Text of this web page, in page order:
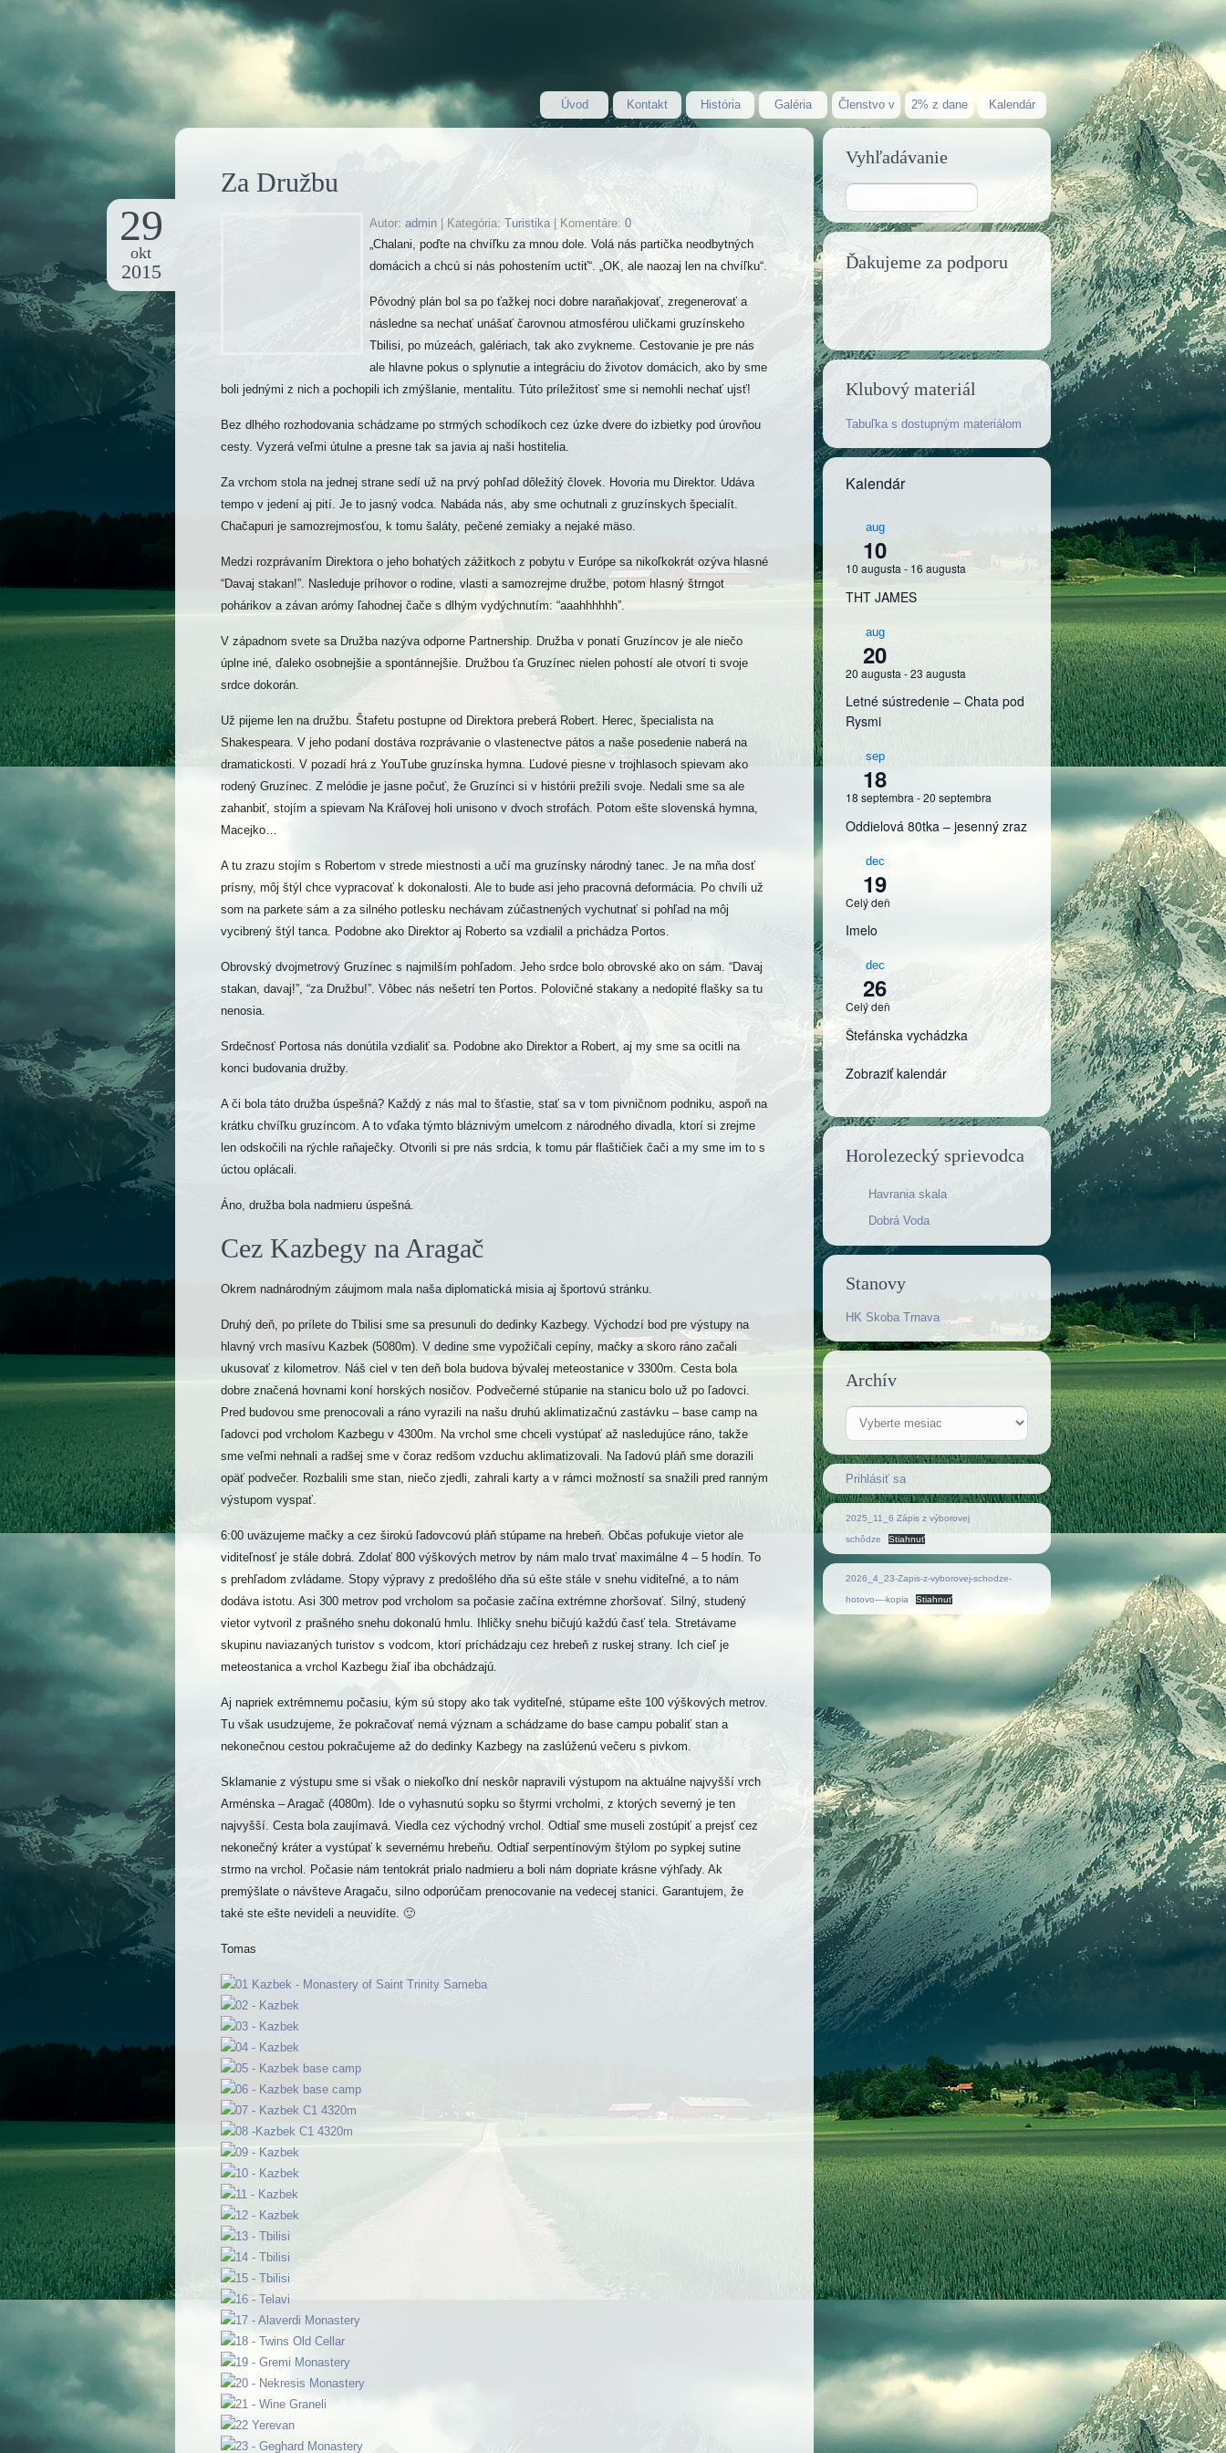
Úvod Kontakt História Galéria
Členstvo v
HK Skoba
2% z dane Kalendár
Za Družbu
29
okt
2015
Autor: admin Kategória: Turistika Komentáre: 0
„Chalani, poďte na chvíľku za mnou dole. Volá nás partička neodbytných
domácich a chcú si nás pohostením uctiť“. „OK, ale naozaj len na chvíľku“.
Pôvodný plán bol sa po ťažkej noci dobre naraňakjovať, zregenerovať a
následne sa nechať unášať čarovnou atmosférou uličkami gruzínskeho
Tbilisi, po múzeách, galériach, tak ako zvykneme. Cestovanie je pre nás
ale hlavne pokus o splynutie a integráciu do životov domácich, ako by sme
boli jednými z nich a pochopili ich zmýšlanie, mentalitu. Túto príležitosť sme si nemohli nechať ujsť!
Bez dlhého rozhodovania schádzame po strmých schodíkoch cez úzke dvere do izbietky pod úrovňou
cesty. Vyzerá veľmi útulne a presne tak sa javia aj naši hostitelia.
Za vrchom stola na jednej strane sedí už na prvý pohľad dôležitý človek. Hovoria mu Direktor. Udáva
tempo v jedení aj pití. Je to jasný vodca. Nabáda nás, aby sme ochutnali z gruzínskych špecialít.
Chačapuri je samozrejmosťou, k tomu šaláty, pečené zemiaky a nejaké mäso.
Medzi rozprávaním Direktora o jeho bohatých zážitkoch z pobytu v Európe sa nikoľkokrát ozýva hlasné
“Davaj stakan!”. Nasleduje príhovor o rodine, vlasti a samozrejme družbe, potom hlasný štrngot
pohárikov a závan arómy ľahodnej čače s dlhým vydýchnutím: “aaahhhhhh”.
V západnom svete sa Družba nazýva odporne Partnership. Družba v ponatí Gruzíncov je ale niečo
úplne iné, ďaleko osobnejšie a spontánnejšie. Družbou ťa Gruzínec nielen pohostí ale otvorí ti svoje
srdce dokorán.
Už pijeme len na družbu. Štafetu postupne od Direktora preberá Robert. Herec, špecialista na
Shakespeara. V jeho podaní dostáva rozprávanie o vlastenectve pátos a naše posedenie naberá na
dramatickosti. V pozadí hrá z YouTube gruzínska hymna. Ľudové piesne v trojhlasoch spievam ako
rodený Gruzínec. Z melódie je jasne počuť, že Gruzínci si v histórii prežili svoje. Nedali sme sa ale
zahanbiť, stojím a spievam Na Kráľovej holi unisono v dvoch strofách. Potom ešte slovenská hymna,
Macejko…
A tu zrazu stojím s Robertom v strede miestnosti a učí ma gruzínsky národný tanec. Je na mňa dosť
prísny, môj štýl chce vypracovať k dokonalosti. Ale to bude asi jeho pracovná deformácia. Po chvíli už
som na parkete sám a za silného potlesku nechávam zúčastnených vychutnať si pohľad na môj
vycibrený štýl tanca. Podobne ako Direktor aj Roberto sa vzdialil a prichádza Portos.
Obrovský dvojmetrový Gruzínec s najmilším pohľadom. Jeho srdce bolo obrovské ako on sám. “Davaj
stakan, davaj!”, “za Družbu!”. Vôbec nás nešetrí ten Portos. Polovičné stakany a nedopité flašky sa tu
nenosia.
Srdečnosť Portosa nás donútila vzdialiť sa. Podobne ako Direktor a Robert, aj my sme sa ocitli na
konci budovania družby.
A či bola táto družba úspešná? Každý z nás mal to šťastie, stať sa v tom pivničnom podniku, aspoň na
krátku chvíľku gruzíncom. A to vďaka týmto bláznivým umelcom z národného divadla, ktorí si zrejme
len odskočili na rýchle raňaječky. Otvorili si pre nás srdcia, k tomu pár flaštičiek čači a my sme im to s
úctou oplácali.
Áno, družba bola nadmieru úspešná.
Cez Kazbegy na Aragač
Okrem nadnárodným záujmom mala naša diplomatická misia aj športovú stránku.
Druhý deň, po prílete do Tbilisi sme sa presunuli do dedinky Kazbegy. Východzí bod pre výstupy na
hlavný vrch masívu Kazbek (5080m). V dedine sme vypožičali cepíny, mačky a skoro ráno začali
ukusovať z kilometrov. Náš ciel v ten deň bola budova bývalej meteostanice v 3300m. Cesta bola
dobre značená hovnami koní horských nosičov. Podvečerné stúpanie na stanicu bolo už po ľadovci.
Pred budovou sme prenocovali a ráno vyrazili na našu druhú aklimatizačnú zastávku – base camp na
ľadovci pod vrcholom Kazbegu v 4300m. Na vrchol sme chceli vystúpať až nasledujúce ráno, takže
sme veľmi nehnali a radšej sme v čoraz redšom vzduchu aklimatizovali. Na ľadovú pláň sme dorazili
opäť podvečer. Rozbalili sme stan, niečo zjedli, zahrali karty a v rámci možností sa snažili pred ranným
výstupom vyspať.
6:00 uväzujeme mačky a cez širokú ľadovcovú pláň stúpame na hrebeň. Občas pofukuje vietor ale
viditeľnosť je stále dobrá. Zdolať 800 výškových metrov by nám malo trvať maximálne 4 – 5 hodín. To
s prehľadom zvládame. Stopy výpravy z predošlého dňa sú ešte stále v snehu viditeľné, a to nám
dodáva istotu. Asi 300 metrov pod vrcholom sa počasie začína extrémne zhoršovať. Silný, studený
vietor vytvoril z prašného snehu dokonalú hmlu. Ihličky snehu bičujú každú časť tela. Stretávame
skupinu naviazaných turistov s vodcom, ktorí príchádzaju cez hrebeň z ruskej strany. Ich cieľ je
meteostanica a vrchol Kazbegu žiaľ iba obchádzajú.
Aj napriek extrémnemu počasiu, kým sú stopy ako tak vyditeľné, stúpame ešte 100 výškových metrov.
Tu však usudzujeme, že pokračovať nemá význam a schádzame do base campu pobaliť stan a
nekonečnou cestou pokračujeme až do dedinky Kazbegy na zaslúženú večeru s pivkom.
Sklamanie z výstupu sme si však o niekoľko dní neskôr napravili výstupom na aktuálne najvyšší vrch
Arménska – Aragač (4080m). Ide o vyhasnutú sopku so štyrmi vrcholmi, z ktorých severný je ten
najvyšší. Cesta bola zaujímavá. Viedla cez východný vrchol. Odtiaľ sme museli zostúpiť a prejsť cez
nekonečný kráter a vystúpať k severnému hrebeňu. Odtiaľ serpentínovým štýlom po sypkej sutine
strmo na vrchol. Počasie nám tentokrát prialo nadmieru a boli nám dopriate krásne výhľady. Ak
premýšlate o návšteve Aragaču, silno odporúčam prenocovanie na vedecej stanici. Garantujem, že
také ste ešte nevideli a neuvidíte. 🙂
Tomas
Vyhľadávanie
Ďakujeme za podporu
Klubový materiál
Tabuľka s dostupným materiálom
Kalendár
aug
10
10 augusta - 16 augusta
THT JAMES
aug
20
20 augusta -23 augusta
Letné sústredenie – Chata pod
Rysmi
sep
18
18 septembra -20 septembra
Oddielová 80tka – jesenný zraz
dec
19
Celý deň
Imelo
dec
26
Celý deň
Štefánska vychádzka
Zobraziť kalendár
Horolezecký sprievodca
Havrania skala
Dobrá Voda
Stanovy
HK Skoba Trnava
Archív
Archív
Prihlásiť sa
2025_11_6 Zápis z výborovej
schôdze Stiahnuť
2026_4_23-Zapis-z-vyborovej-schodze-
hotovo-–-kopia Stiahnuť